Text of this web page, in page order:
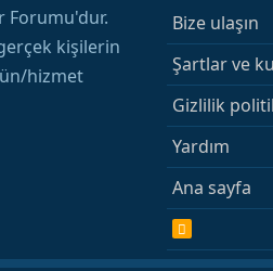
Forumu'dur.
kişilerin
hizmet
Bize ulaşın
Şartlar ve
Gizlilik
Yardım
Ana sayfa
R
S
S